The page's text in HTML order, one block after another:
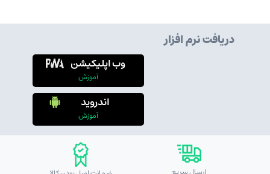
دریافت نرم افزار
وب اپلیکیشن
آموزش
اندروید
آموزش